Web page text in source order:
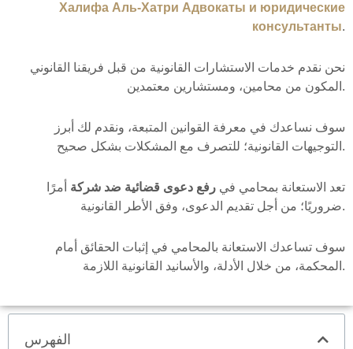
Халифа Аль-Хатри Адвокаты и юридические
консультанты.
نحن نقدم خدمات الاستشارات القانونية من قبل فريقنا القانوني
المكون من محامين، ومستشارين معتمدين.
سوف نساعدك في معرفة القوانين المتبعة، ونقدم لك أبرز
التوجيهات القانونية؛ للتصرف مع المشكلات بشكل صحيح.
تعد الاستعانة بمحامي في رفع دعوى قضائية ضد شركة أمرًا
ضروريًا؛ من أجل تقديم الدعوى، وفق الأطر القانونية.
سوف تساعدك الاستعانة بالمحامي في إثبات الحقائق أمام
المحكمة، من خلال الأدلة، والأسانيد القانونية اللازمة.
الفهرس